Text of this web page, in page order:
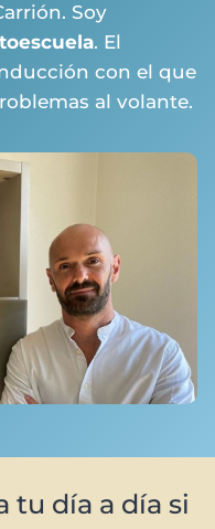
Soy
. El
con el que
al volante.
tu día a día si